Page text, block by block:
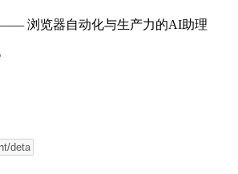
浏览器自动化与生产力的AI助理